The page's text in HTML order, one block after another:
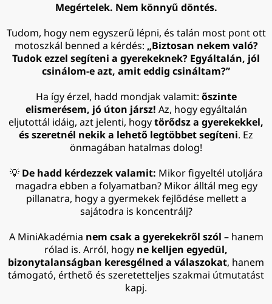
Megértelek. Nem könnyű döntés.
Tudom, hogy nem egyszerű lépni, és talán most pont ott
motoszkál benned a kérdés: „Biztosan nekem való?
Tudok ezzel segíteni a gyerekeknek? Egyáltalán, jól
csinálom-e azt, amit eddig csináltam?”
Ha így érzel, hadd mondjak valamit: őszinte
elismerésem, jó úton jársz! Az, hogy egyáltalán
eljutottál idáig, azt jelenti, hogytörődsz a gyerekekkel,
és szeretnél nekik a lehető legtöbbet segíteni. Ez
önmagában hatalmas dolog!
💡 De hadd kérdezzek valamit: Mikor figyeltél utoljára
magadra ebben a folyamatban? Mikor álltál meg egy
pillanatra, hogy a gyermekek fejlődése mellett a
sajátodra is koncentrálj?
A MiniAkadémia nem csak a gyerekekről szól – hanem
rólad is. Arról, hogy ne kelljen egyedül,
bizonytalanságban keresgélned a válaszokat, hanem
támogató, érthető és szeretetteljes szakmai útmutatást
kapj.